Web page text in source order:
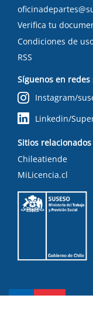
Verifica tu
Condiciones de
RSS
Síguenos en redes
Instagram/
Linkedin/
Sitios relacionados
Chileatiende
MiLicencia.cl